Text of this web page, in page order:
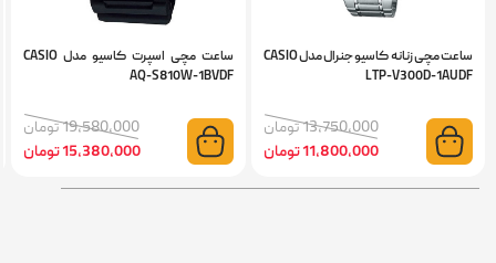
ساعت مچی زنانه کاسیو جنرال مدل CASIO
LTP-V300D-
13,750,000 تومان
11,800,000 تومان
ساعت مچی اسپرت کاسیو مدل CASIO
AQ-S810W-1BVDF
19,580,000 تومان
15,380,000 تومان